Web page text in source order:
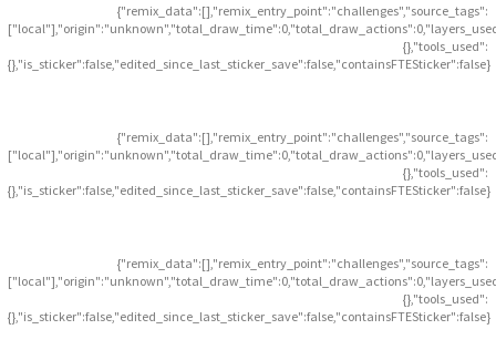
{"remix_data":[],"remix_entry_point":"challenges","source_tags":
{},"tools_used":
{},"is_sticker":false,"edited_since_last_sticker_save":false,"containsFTESticker":false}
{"remix_data":[],"remix_entry_point":"challenges","source_tags":
{},"tools_used":
{},"is_sticker":false,"edited_since_last_sticker_save":false,"containsFTESticker":false}
{"remix_data":[],"remix_entry_point":"challenges","source_tags":
{},"tools_used":
{},"is_sticker":false,"edited_since_last_sticker_save":false,"containsFTESticker":false}